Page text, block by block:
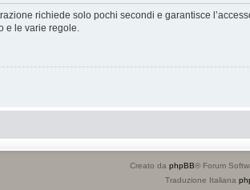
richiede solo pochi secondi e garantisce
e le varie regole.
Creato da phpBB® Forum
Traduzione Italiana